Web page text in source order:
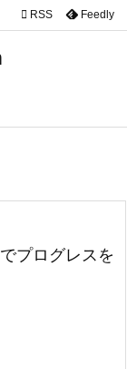


検索
 RSS Feedly
プログレスを